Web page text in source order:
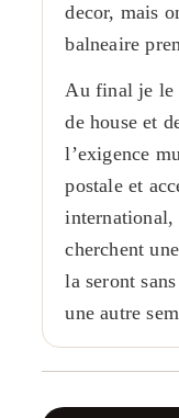
decor, mais
balneaire
Au final je le
de house et
l’exigence
postale et
international,
cherchent
la seront
une autre